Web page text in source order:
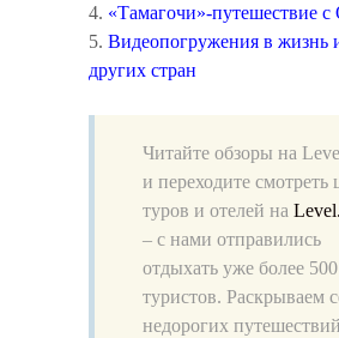
4. «Тамагочи»-путешествие с
5. Видеопогружения в жизнь
других стран
Читайте обзоры на
и переходите смотреть
туров и отелей на
– с нами отправились
отдыхать уже более
туристов. Раскрываем
недорогих